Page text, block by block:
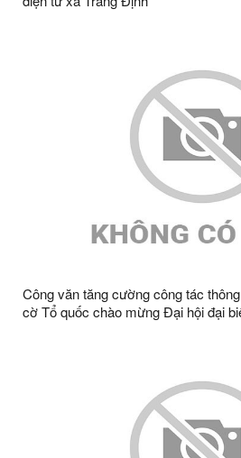
Công văn tăng cường công tác thông tin, tuyên truyền, treo
cờ Tổ quốc chào mừng Đại hội đại biểu toàn quốc lần thứ